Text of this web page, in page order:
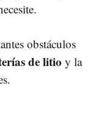
obstáculos
de litio y la